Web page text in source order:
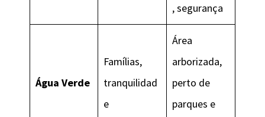
, segurança
Água Verde
Famílias,
tranquilidad
e
Área
arborizada,
perto de
parques e